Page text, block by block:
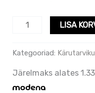
LISA
Kategooriad:
Järelmaks alates